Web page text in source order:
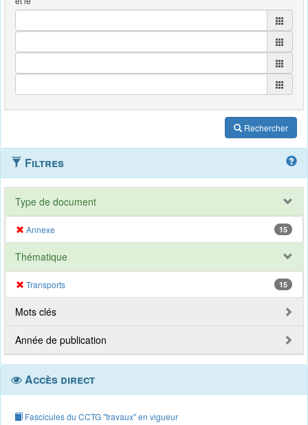
Rechercher
Filtres
Type de document
Annexe 15
Thématique
Transports 15
Mots clés
Année de publication
Accès direct
Fascicules du CCTG "travaux" en vigueur